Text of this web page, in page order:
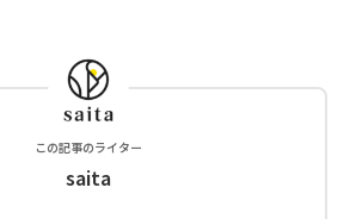
この記事のライター
saita